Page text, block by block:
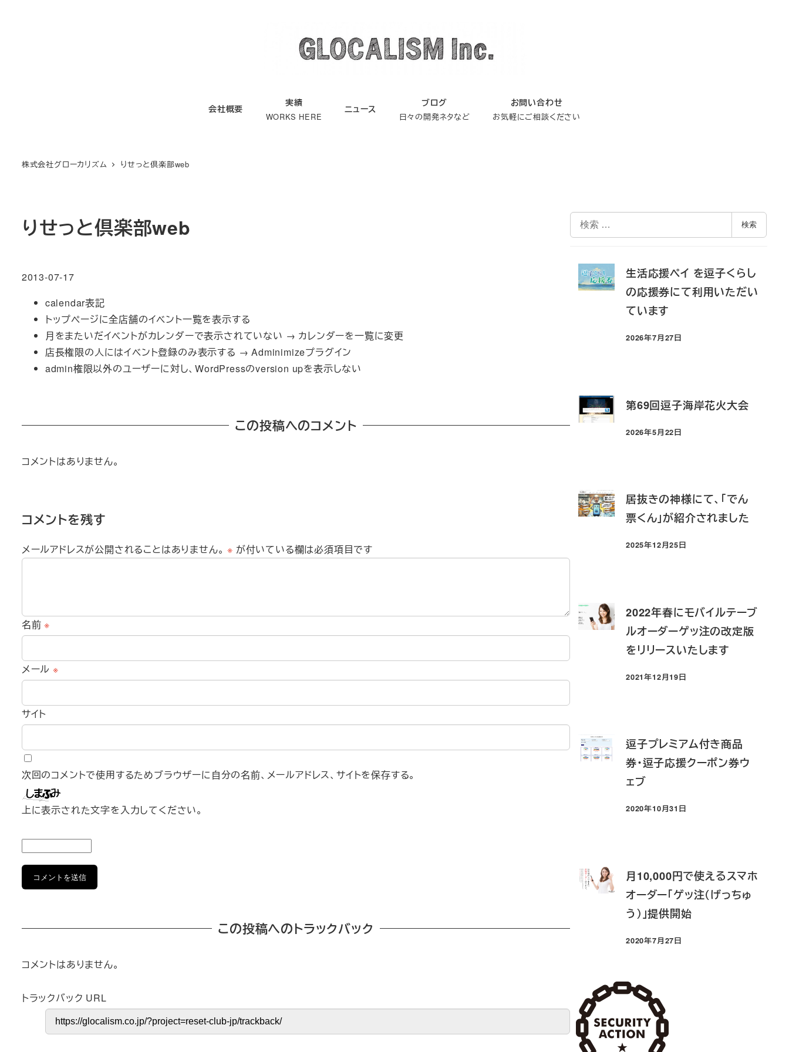
会社概要
実績
WORKS HERE
ニュース
ブログ
日々の開発ネタなど
お問い合わせ
お気軽にご相談ください
株式会社グローカリズム りせっと倶楽部web
りせっと倶楽部web
2013-07-17
calendar表記
トップページに全店舗のイベント一覧を表示する
月をまたいだイベントがカレンダーで表示されていない → カレンダーを一覧に変更
店長権限の人にはイベント登録のみ表示する → Adminimizeプラグイン
admin権限以外のユーザーに対し、WordPressのversion upを表示しない
この投稿へのコメント
コメントはありません。
コメントを残す
メールアドレスが公開されることはありません。 ※ が付いている欄は必須項目です
名前※
メール ※
サイト
次回のコメントで使用するためブラウザーに自分の名前、メールアドレス、サイトを保存する。
上に表示された文字を入力してください。
この投稿へのトラックバック
コメントはありません。
トラックバック URL
検
索
検索
生活応援ペイ を逗子くらし
の応援券にて利用いただい
ています
投稿日
2026年7月27日
第69回逗子海岸花火大会
投稿日
2026年5月22日
居抜きの神様にて、「でん
票くん」が紹介されました
投稿日
2025年12月25日
2022年春にモバイルテーブ
ルオーダーゲッ注の改定版
をリリースいたします
投稿日
2021年12月19日
逗子プレミアム付き商品
券・逗子応援クーポン券ウ
ェブ
投稿日
2020年10月31日
月10,000円で使えるスマホ
オーダー「ゲッ注（げっちゅ
う）」提供開始
投稿日
2020年7月27日